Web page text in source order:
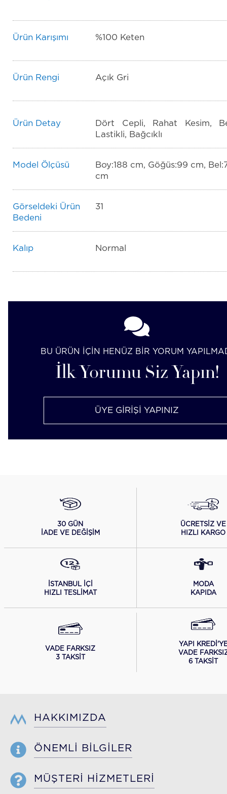
Ürün Karışımı %100 Keten
Ürün Rengi Açık Gri
Ürün Detay
Dört Cepli, Rahat Kesim,
Lastikli, Bağcıklı
Model Ölçüsü
Boy:188 cm, Göğüs:99 cm,
cm
Görseldeki Ürün
Bedeni
31
Kalıp Normal
BU ÜRÜN İÇİN HENÜZ BİR YORUM
İlk Yorumu Siz Yapın!
ÜYE GİRİŞİ YAPINIZ
30 GÜN
İADE VE DEĞİŞİM
ÜCRETSİZ VE
HIZLI KARGO
İSTANBUL İÇİ
HIZLI TESLİMAT
MODA
KAPIDA
VADE FARKSIZ
3 TAKSİT
YAPI
VADE
6 TAKSİT
HAKKIMIZDA
ÖNEMLİ BİLGİLER
MÜŞTERİ HİZMETLERİ